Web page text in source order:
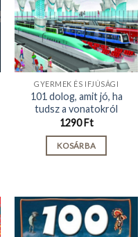
GYERMEK ÉS IFJÚSÁGI
101 dolog, amit jó, ha
tudsz a vonatokról
1290Ft
KOSÁRBA